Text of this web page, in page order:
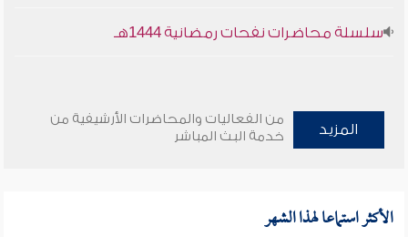
سلسلة محاضرات نفحات رمضانية 1444هـ
المزيد
من الفعاليات والمحاضرات الأرشيفية من
خدمة البث المباشر
الأكثر استماعا لهذا الشهر